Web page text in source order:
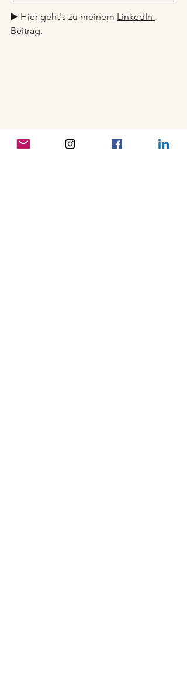
▶️ Hier geht's zu meinem LinkedIn
Beitrag.